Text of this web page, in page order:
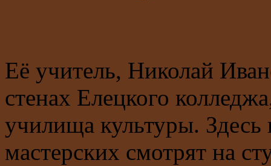
Её учитель, Николай
стенах Елецкого
училища культуры. Здесь
мастерских смотрят на